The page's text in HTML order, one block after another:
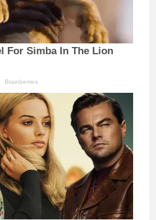
For Simba In The Lion
Brainberries